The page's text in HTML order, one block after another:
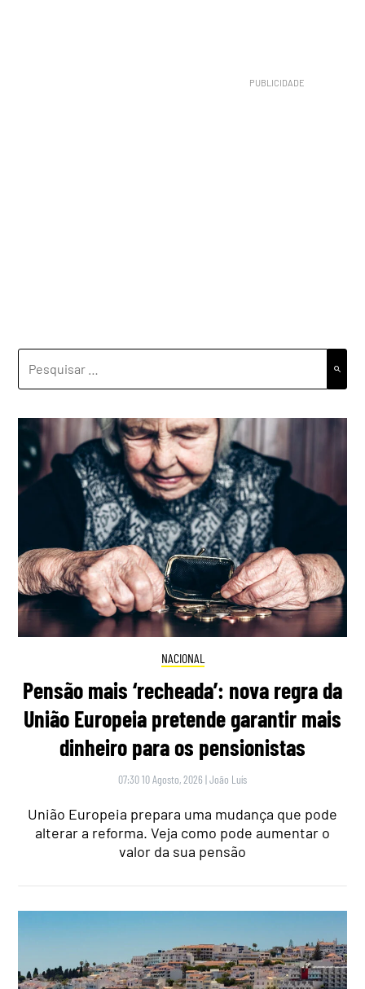
NACIONAL
Pensão mais ‘recheada’: nova regra da
União Europeia pretende garantir mais
dinheiro para os pensionistas
07:30 10 Agosto, 2026 |João Luís
União Europeia prepara uma mudança que pode
alterar a reforma. Veja como pode aumentar o
valor da sua pensão